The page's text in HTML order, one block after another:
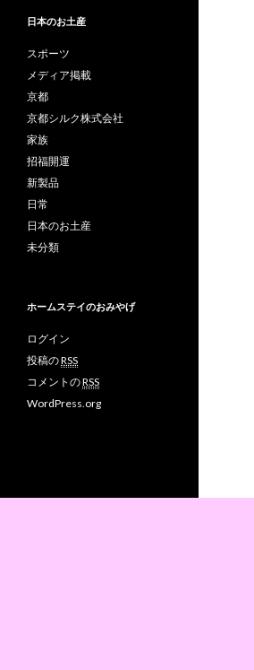
日本のお土産
スポーツ
メディア掲載
京都
京都シルク株式会社
家族
招福開運
新製品
日常
日本のお土産
未分類
ホームステイのおみやげ
ログイン
投稿のRSS
コメントのRSS
WordPress.org